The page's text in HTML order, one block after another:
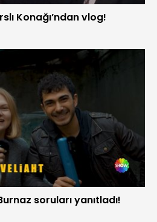
Konağı’ndan vlog!
soruları yanıtladı!